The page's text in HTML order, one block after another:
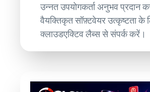
उन्नत उपयोगकर्ता अनुभव प्रदान
वैयक्तिकृत सॉफ़्टवेयर उत्कृष्टता के
क्लाउडएक्टिव लैब्स से संपर्क करें।